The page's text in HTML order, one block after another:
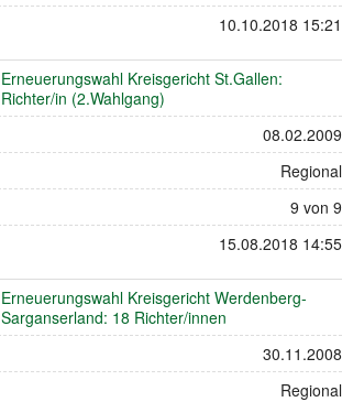
10.10.2018 15:21
Erneuerungswahl Kreisgericht St.Gallen:
Richter/in (2.Wahlgang)
08.02.2009
Regional
9 von 9
15.08.2018 14:55
Erneuerungswahl Kreisgericht Werdenberg-
Sarganserland: 18 Richter/innen
30.11.2008
Regional